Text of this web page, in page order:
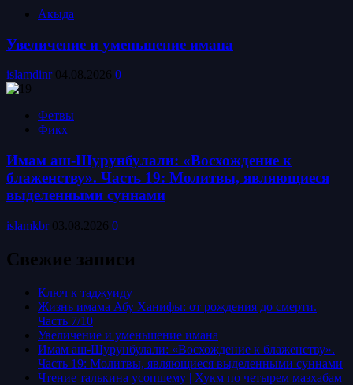
Акыда
Увеличение и уменьшение имана
islamdinr 04.08.2026 0
Фетвы
Фикх
Имам аш-Шурунбулали: «Восхождение к
блаженству». Часть 19: Молитвы, являющиеся
выделенными суннами
islamkbr 03.08.2026 0
Свежие записи
Ключ к таджуиду
Жизнь имама Абу Ханифы: от рождения до смерти.
Часть 7/10
Увеличение и уменьшение имана
Имам аш-Шурунбулали: «Восхождение к блаженству».
Часть 19: Молитвы, являющиеся выделенными суннами
Чтение талькина усопшему | Хукм по четырем мазхабам